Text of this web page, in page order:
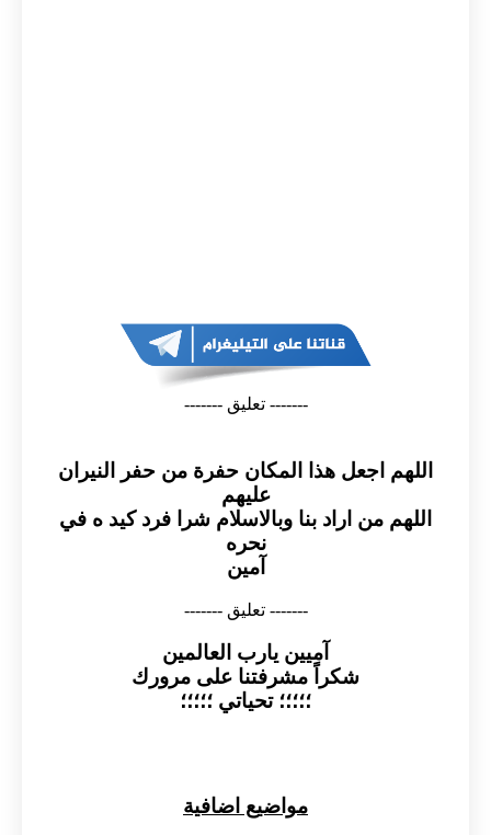
------- تعليق -------
اللهم اجعل هذا المكان حفرة من حفر النيران
عليهم
اللهم من اراد بنا وبالاسلام شرا فرد كيد ه في
نحره
آمين
------- تعليق -------
آميين يارب العالمين
شكراً مشرفتنا على مرورك
؛؛؛؛؛ تحياتي ؛؛؛؛؛
مواضيع اضافية